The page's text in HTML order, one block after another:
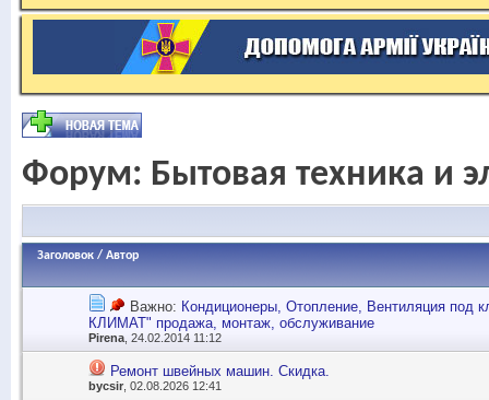
Форум: Бытовая техника и
Заголовок / Автор
Важно: Кондиционеры, Отопление, Вентиляция
КЛИМАТ" продажа, монтаж, обслуживание
Pirena , 24.02.2014 11:12
Ремонт швейных машин. Скидка.
bycsir, 02.08.2026 12:41